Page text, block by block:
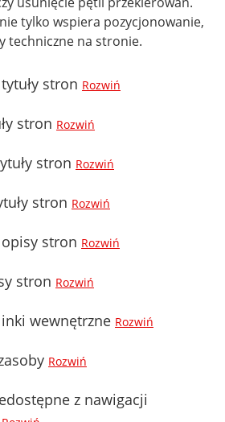
tylko wspiera pozycjonowanie,
techniczne na stronie.
stron Rozwiń
stron Rozwiń
stron Rozwiń
stron Rozwiń
stron Rozwiń
stron Rozwiń
wewnętrzne Rozwiń
Rozwiń
z nawigacji